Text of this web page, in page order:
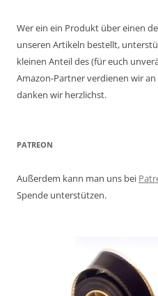
Wer ein ein Produkt über einen
unseren Artikeln bestellt,
kleinen Anteil des (für euch
Amazon-Partner verdienen wir
danken wir herzlichst.
PATREON
Außerdem kann man uns bei
Spende unterstützen.